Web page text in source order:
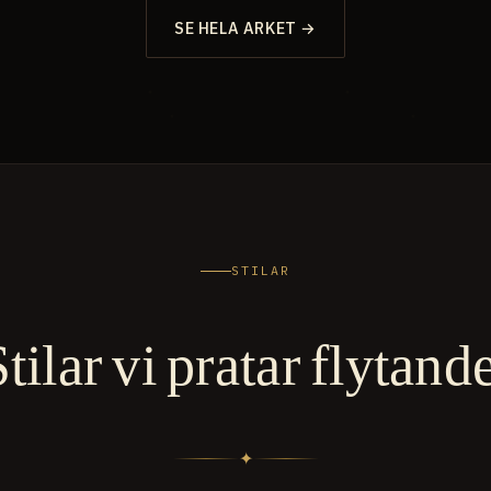
SE HELA ARKET →
STILAR
vi pratar
✦